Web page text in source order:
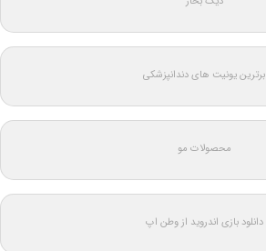
برترین یونیت های دندانپزشکی
محصولات مو
دانلود بازی اندروید از وطن اپ